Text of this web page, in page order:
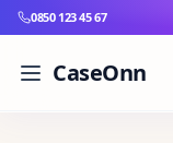
0850 123 45 67
CaseOnn